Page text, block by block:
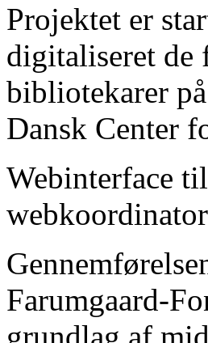
Projektet er
digitaliseret de
bibliotekarer
Dansk Center
Webinterface
Farumgaard-
grundlag af